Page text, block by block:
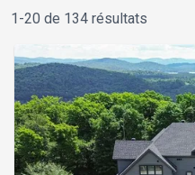
1-20 de 134 résultats